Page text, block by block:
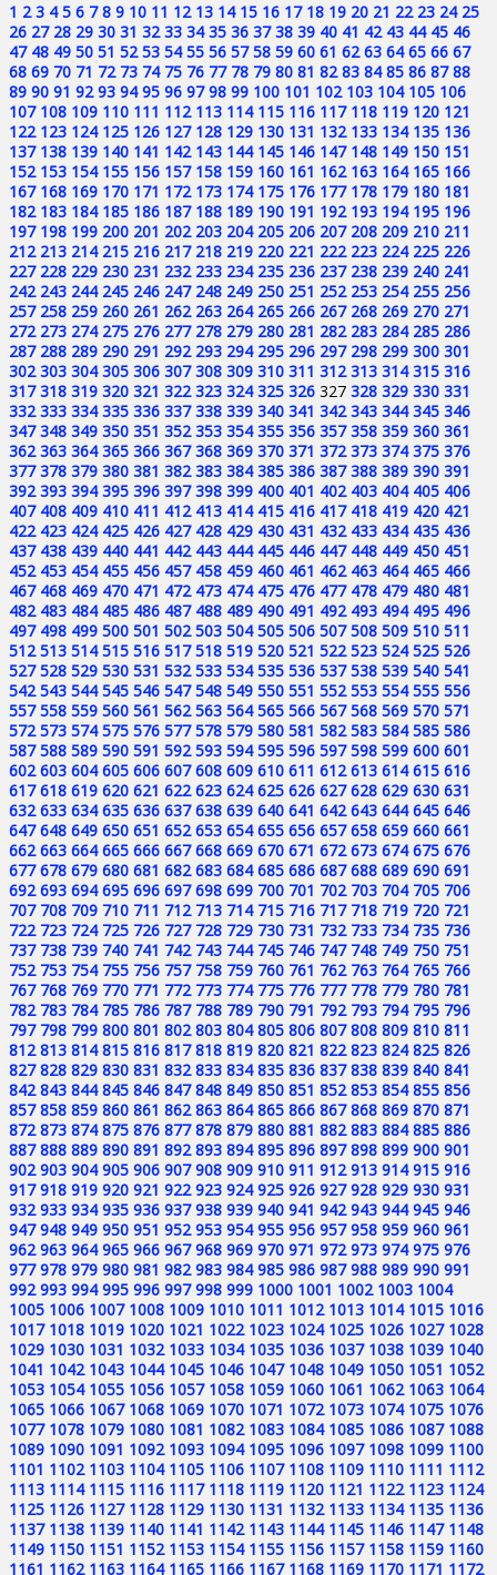
1 2 3 4 5 6 7 8 9 10 11 12 13 14 15 16 17 18 19 20 21 22 23 24 25
26 27 28 29 30 31 32 33 34 35 36 37 38 39 40 41 42 43 44 45 46
47 48 49 50 51 52 53 54 55 56 57 58 59 60 61 62 63 64 65 66 67
68 69 70 71 72 73 74 75 76 77 78 79 80 81 82 83 84 85 86 87 88
89 90 91 92 93 94 95 96 97 98 99 100 101 102 103 104 105 106
107 108 109 110 111 112 113 114 115 116 117 118 119 120 121
122 123 124 125 126 127 128 129 130 131 132 133 134 135 136
137 138 139 140 141 142 143 144 145 146 147 148 149 150 151
152 153 154 155 156 157 158 159 160 161 162 163 164 165 166
167 168 169 170 171 172 173 174 175 176 177 178 179 180 181
182 183 184 185 186 187 188 189 190 191 192 193 194 195 196
197 198 199 200 201 202 203 204 205 206 207 208 209 210 211
212 213 214 215 216 217 218 219 220 221 222 223 224 225 226
227 228 229 230 231 232 233 234 235 236 237 238 239 240 241
242 243 244 245 246 247 248 249 250 251 252 253 254 255 256
257 258 259 260 261 262 263 264 265 266 267 268 269 270 271
272 273 274 275 276 277 278 279 280 281 282 283 284 285 286
287 288 289 290 291 292 293 294 295 296 297 298 299 300 301
302 303 304 305 306 307 308 309 310 311 312 313 314 315 316
317 318 319 320 321 322 323 324 325 326 327 328 329 330 331
332 333 334 335 336 337 338 339 340 341 342 343 344 345 346
347 348 349 350 351 352 353 354 355 356 357 358 359 360 361
362 363 364 365 366 367 368 369 370 371 372 373 374 375 376
377 378 379 380 381 382 383 384 385 386 387 388 389 390 391
392 393 394 395 396 397 398 399 400 401 402 403 404 405 406
407 408 409 410 411 412 413 414 415 416 417 418 419 420 421
422 423 424 425 426 427 428 429 430 431 432 433 434 435 436
437 438 439 440 441 442 443 444 445 446 447 448 449 450 451
452 453 454 455 456 457 458 459 460 461 462 463 464 465 466
467 468 469 470 471 472 473 474 475 476 477 478 479 480 481
482 483 484 485 486 487 488 489 490 491 492 493 494 495 496
497 498 499 500 501 502 503 504 505 506 507 508 509 510 511
512 513 514 515 516 517 518 519 520 521 522 523 524 525 526
527 528 529 530 531 532 533 534 535 536 537 538 539 540 541
542 543 544 545 546 547 548 549 550 551 552 553 554 555 556
557 558 559 560 561 562 563 564 565 566 567 568 569 570 571
572 573 574 575 576 577 578 579 580 581 582 583 584 585 586
587 588 589 590 591 592 593 594 595 596 597 598 599 600 601
602 603 604 605 606 607 608 609 610 611 612 613 614 615 616
617 618 619 620 621 622 623 624 625 626 627 628 629 630 631
632 633 634 635 636 637 638 639 640 641 642 643 644 645 646
647 648 649 650 651 652 653 654 655 656 657 658 659 660 661
662 663 664 665 666 667 668 669 670 671 672 673 674 675 676
677 678 679 680 681 682 683 684 685 686 687 688 689 690 691
692 693 694 695 696 697 698 699 700 701 702 703 704 705 706
707 708 709 710 711 712 713 714 715 716 717 718 719 720 721
722 723 724 725 726 727 728 729 730 731 732 733 734 735 736
737 738 739 740 741 742 743 744 745 746 747 748 749 750 751
752 753 754 755 756 757 758 759 760 761 762 763 764 765 766
767 768 769 770 771 772 773 774 775 776 777 778 779 780 781
782 783 784 785 786 787 788 789 790 791 792 793 794 795 796
797 798 799 800 801 802 803 804 805 806 807 808 809 810 811
812 813 814 815 816 817 818 819 820 821 822 823 824 825 826
827 828 829 830 831 832 833 834 835 836 837 838 839 840 841
842 843 844 845 846 847 848 849 850 851 852 853 854 855 856
857 858 859 860 861 862 863 864 865 866 867 868 869 870 871
872 873 874 875 876 877 878 879 880 881 882 883 884 885 886
887 888 889 890 891 892 893 894 895 896 897 898 899 900 901
902 903 904 905 906 907 908 909 910 911 912 913 914 915 916
917 918 919 920 921 922 923 924 925 926 927 928 929 930 931
932 933 934 935 936 937 938 939 940 941 942 943 944 945 946
947 948 949 950 951 952 953 954 955 956 957 958 959 960 961
962 963 964 965 966 967 968 969 970 971 972 973 974 975 976
977 978 979 980 981 982 983 984 985 986 987 988 989 990 991
992 993 994 995 996 997 998 999 1000 1001 1002 1003 1004
1005 1006 1007 1008 1009 1010 1011 1012 1013 1014 1015 1016
1017 1018 1019 1020 1021 1022 1023 1024 1025 1026 1027 1028
1029 1030 1031 1032 1033 1034 1035 1036 1037 1038 1039 1040
1041 1042 1043 1044 1045 1046 1047 1048 1049 1050 1051 1052
1053 1054 1055 1056 1057 1058 1059 1060 1061 1062 1063 1064
1065 1066 1067 1068 1069 1070 1071 1072 1073 1074 1075 1076
1077 1078 1079 1080 1081 1082 1083 1084 1085 1086 1087 1088
1089 1090 1091 1092 1093 1094 1095 1096 1097 1098 1099 1100
1101 1102 1103 1104 1105 1106 1107 1108 1109 1110 1111 1112
1113 1114 1115 1116 1117 1118 1119 1120 1121 1122 1123 1124
1125 1126 1127 1128 1129 1130 1131 1132 1133 1134 1135 1136
1137 1138 1139 1140 1141 1142 1143 1144 1145 1146 1147 1148
1149 1150 1151 1152 1153 1154 1155 1156 1157 1158 1159 1160
1161 1162 1163 1164 1165 1166 1167 1168 1169 1170 1171 1172